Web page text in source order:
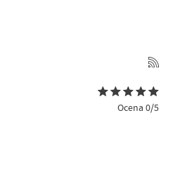
Ocena 0/5